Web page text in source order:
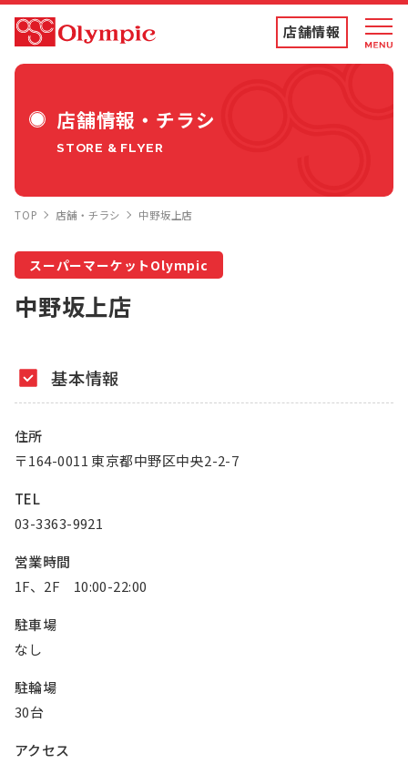
店舗情報
トコポン
コンテンツ
お知らせ
店舗情報・チラシ
STORE & FLYER
TOP 店舗・チラシ 中野坂上店
スーパーマーケットOlympic
中野坂上店
基本情報
住所
〒164-0011 東京都中野区中央2-2-7
TEL
03-3363-9921
営業時間
1F、2F 10:00-22:00
駐車場
なし
駐輪場
30台
アクセス